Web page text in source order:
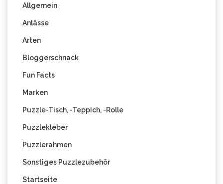
Allgemein
Anlässe
Arten
Bloggerschnack
Fun Facts
Marken
Puzzle-Tisch, -Teppich, -Rolle
Puzzlekleber
Puzzlerahmen
Sonstiges Puzzlezubehör
Startseite